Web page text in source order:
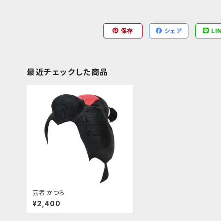
保存 シェア
最近チェックした商品
芸者 かつら
¥2,400